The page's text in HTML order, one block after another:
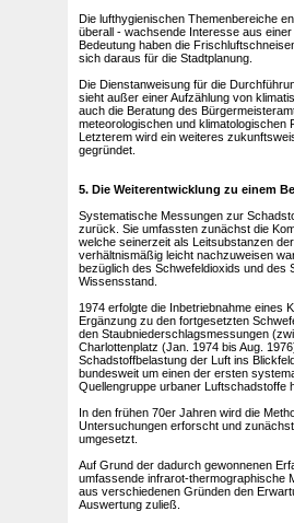
Die lufthygienischen Themenbereiche
überall - wachsende Interesse aus
Bedeutung haben die
sich daraus für die Stadtplanung.
Die Dienstanweisung für die
sieht außer einer Aufzählung von
auch die Beratung des
meteorologischen und klimatologischen
Letzterem wird ein weiteres
gegründet.
5. Die Weiterentwicklung zu einem
Systematische Messungen zur
zurück. Sie umfassten zunächst die
welche seinerzeit als Leitsubstanzen
verhältnismäßig leicht nachzuweisen
bezüglich des Schwefeldioxids und des
Wissensstand.
1974 erfolgte die Inbetriebnahme eines
Ergänzung zu den fortgesetzten
den Staubniederschlagsmessungen
Charlottenplatz (Jan. 1974 bis Aug.
Schadstoffbelastung der Luft ins
bundesweit um einen der ersten
Quellengruppe urbaner Luftschadstoffe
In den frühen 70er Jahren wird die
Untersuchungen erforscht und
umgesetzt.
Auf Grund der dadurch gewonnenen
umfassende infrarot-thermographische
aus verschiedenen Gründen den
Auswertung zuließ.